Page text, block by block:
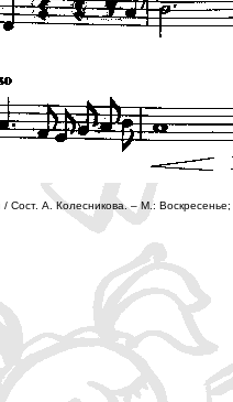
А. Колесникова. – М.: